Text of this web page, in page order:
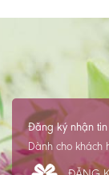
Đăng ký nhận
Dành cho khách